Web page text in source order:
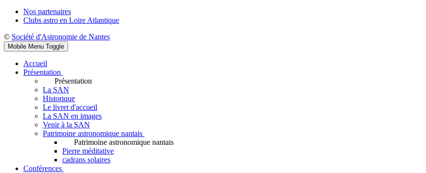
Nos partenaires
Clubs astro en Loire Atlantique
© Société d'Astronomie de Nantes
Mobile Menu Toggle
Accueil
Présentation
Présentation
La SAN
Historique
Le livret d'accueil
La SAN en images
Venir à la SAN
Patrimoine astronomique nantais
Patrimoine astronomique nantais
Pierre méditative
cadrans solaires
Conférences